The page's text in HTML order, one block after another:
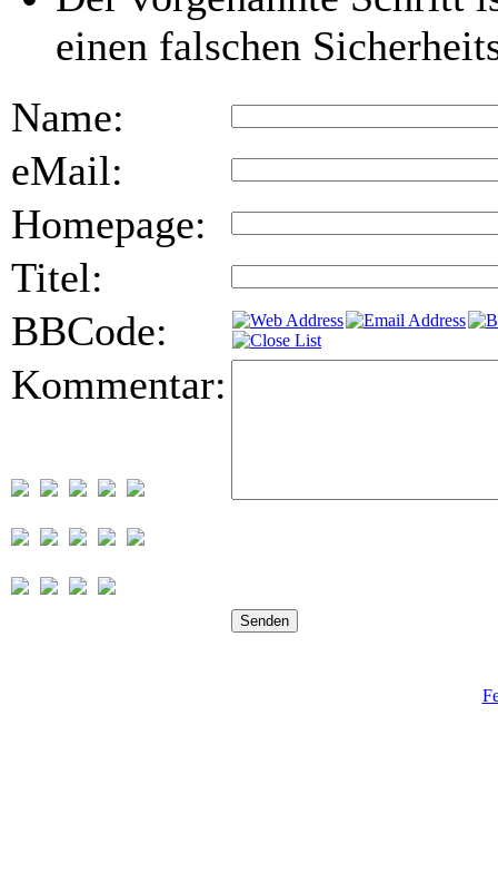
einen falschen
Name:
eMail:
Homepage:
Titel:
BBCode:
Kommentar: